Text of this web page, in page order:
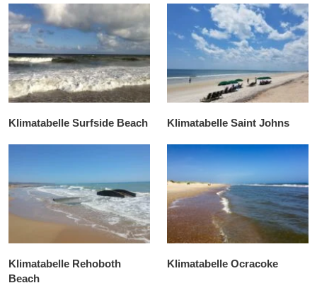
Klimatabelle Surfside Beach Klimatabelle Saint Johns
Klimatabelle Rehoboth
Beach
Klimatabelle Ocracoke